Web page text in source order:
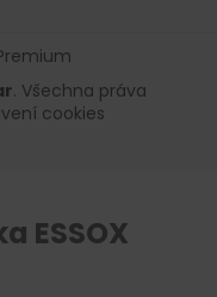
. Všechna práva
cookies
ESSOX